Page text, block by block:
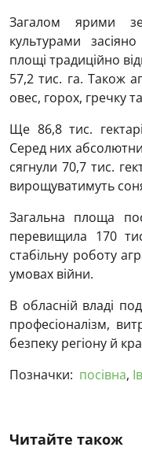
Загалом ярими
культурами
площі традиційно
57,2 тис. га. Також
овес, горох, гречку
Ще 86,8 тис.
Серед них
сягнули 70,7 тис.
вирощуватимуть
Загальна площа
перевищила 170
стабільну роботу
умовах війни.
В обласній владі
професіоналізм,
безпеку регіону й
Позначки: посівна,
Читайте також